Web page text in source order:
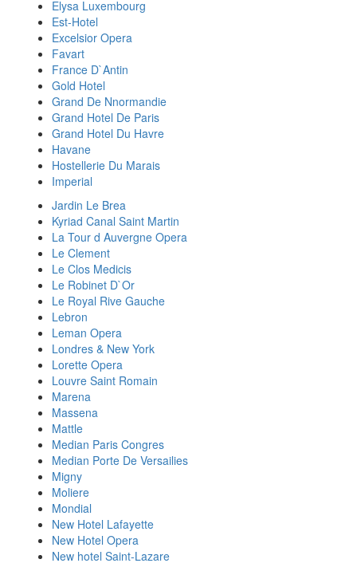
Elysa Luxembourg
Est-Hotel
Excelsior Opera
Favart
France D`Antin
Gold Hotel
Grand De Nnormandie
Grand Hotel De Paris
Grand Hotel Du Havre
Havane
Hostellerie Du Marais
Imperial
Jardin Le Brea
Kyriad Canal Saint Martin
La Tour d Auvergne Opera
Le Clement
Le Clos Medicis
Le Robinet D`Or
Le Royal Rive Gauche
Lebron
Leman Opera
Londres & New York
Lorette Opera
Louvre Saint Romain
Marena
Massena
Mattle
Median Paris Congres
Median Porte De Versailies
Migny
Moliere
Mondial
New Hotel Lafayette
New Hotel Opera
New hotel Saint-Lazare